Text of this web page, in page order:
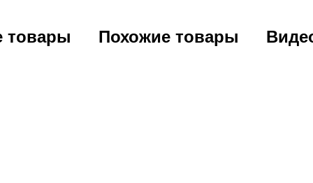
товары Похожие товары